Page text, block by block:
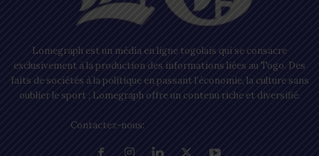
Lomegraph est un média en ligne togolais qui se consacre
exclusivement à la production des informations liées au Togo. Des
faits de sociétés à la politique en passant l’économie, la culture sans
oublier le sport ; Lomegraph offre un contenu riche et diversifié.
Contactez-nous: